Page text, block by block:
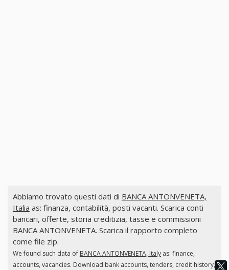
Abbiamo trovato questi dati di BANCA ANTONVENETA,
Italia as: finanza, contabilità, posti vacanti. Scarica conti
bancari, offerte, storia creditizia, tasse e commissioni
BANCA ANTONVENETA. Scarica il rapporto completo
come file zip.
We found such data of BANCA ANTONVENETA, Italyas: finance,
accounts, vacancies. Download bank accounts, tenders, credit history,